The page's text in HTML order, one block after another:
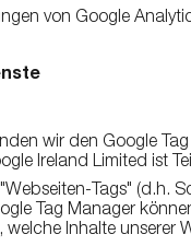
von Google
wir den Google
Ireland Limited ist
Tags" (d.h.
Tag Manager
Inhalte unserer